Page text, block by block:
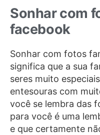
Sonhar com
facebook
Sonhar com fotos
significa que a sua
seres muito
entesouras com
você se lembra das
para você é uma
e que certamente